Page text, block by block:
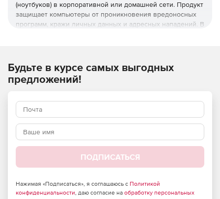
(ноутбуков) в корпоративной или домашней сети. Продукт
защищает компьютеры от проникновения вредоносных
программ, кражи личных данных и адресных нападений. В
проведения платежей.
Security Suite
Наличие сертификатов
Dr.Web Desktop Security Suite имеет сертификаты
соответствия ФСТЭК России и ФСБ. Это означает, что
продукт можно использовать в организациях, требующих
Security Suite полностью соответствует требованиям
закона о защите персональных данных, предъявляемым к
Будьте в курсе самых выгодных
предложений!
ПОДПИСАТЬСЯ
Нажимая «Подписаться», я соглашаюсь с Политикой
конфиденциальности, даю согласие на обработку персональных